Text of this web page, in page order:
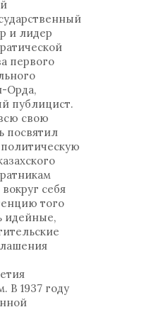
и лидер
первого
Орда,
публицист.
свою
посвятил
политическую
себя
того
идейные,
В 1937 году